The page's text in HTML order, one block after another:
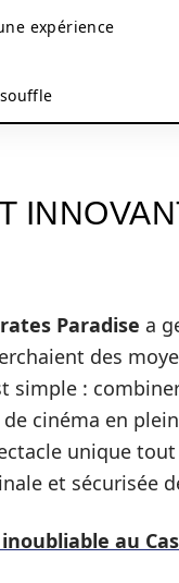
expérience
Paradise a
des
simple :
de cinéma en
unique
et sécurisée
au